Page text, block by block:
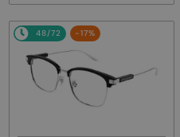
48/72 -17%